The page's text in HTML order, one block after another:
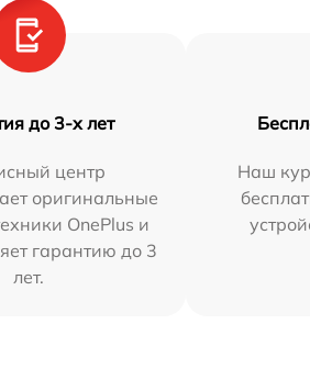
до 3-х лет
центр
оригинальные
OnePlus и
гарантию до 3
лет.
Наш